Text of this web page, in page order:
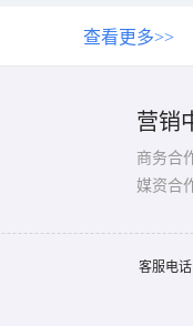
查看更多>>
营销
商务合
媒资合
客服电